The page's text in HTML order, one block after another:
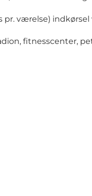
pr. værelse)
fitnesscenter,